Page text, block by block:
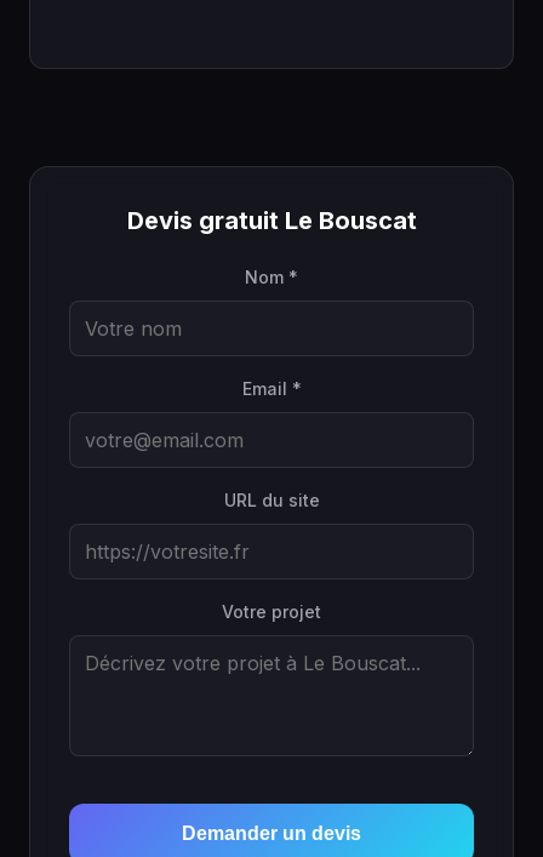
Devis gratuit Le Bouscat
Nom *
Email *
URL du site
Votre projet
Demander un devis